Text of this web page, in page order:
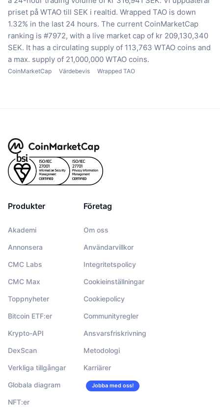
priset på WTAO till SEK i realtid. Wrapped TAO is down
1.32% in the last 24 hours. The current CoinMarketCap
ranking is #7972, with a live market cap of kr 209,130,340
SEK. It has a circulating supply of 113,763 WTAO coins and
a max. supply of 21,000,000 WTAO coins.
CoinMarketCap Värdebevis Wrapped TAO
Produkter
Akademi
Annonsera
CMC Labs
CMC Max
Toppnyheter
Bitcoin ETF:er
Krypto-API
DexScan
Verkliga tillgångar
Globala diagram
NFT:er
Företag
Om oss
Användarvillkor
Integritetspolicy
Cookieinställningar
Cookiepolicy
Communityregler
Ansvarsfriskrivning
Metodologi
Karriärer
Jobba med oss!